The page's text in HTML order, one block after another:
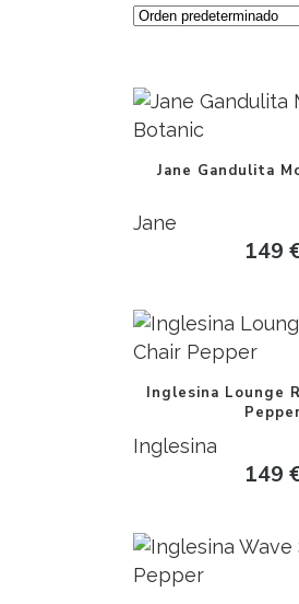
Jane Gandulita
Jane
149
Inglesina Lounge
Inglesina
149